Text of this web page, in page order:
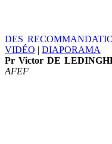
DES
VIDÉO | DIAPORAMA
Pr Victor DE
AFEF